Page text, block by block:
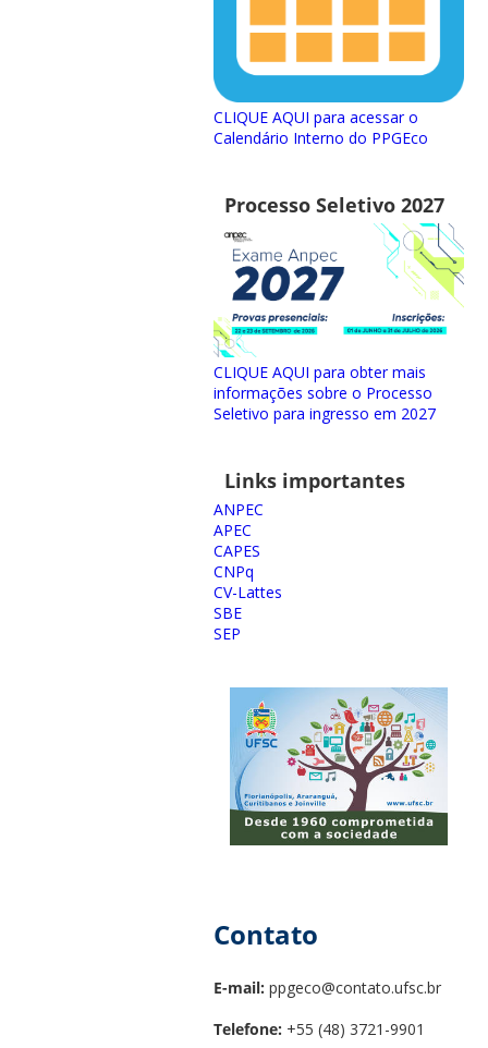
CLIQUE AQUI para acessar o
Calendário Interno do PPGEco
Processo Seletivo 2027
CLIQUE AQUI para obter mais
informações sobre o Processo
Seletivo para ingresso em 2027
Links importantes
ANPEC
APEC
CAPES
CNPq
CV-Lattes
SBE
SEP
Contato
E-mail: ppgeco@contato.ufsc.br
Telefone: +55 (48) 3721-9901